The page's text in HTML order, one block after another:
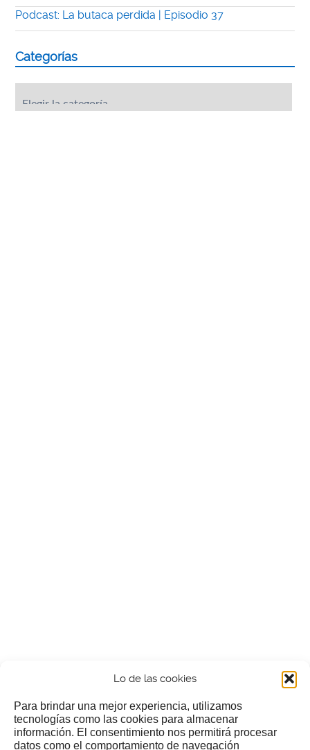
Lo de las cookies
Para brindar una mejor experiencia, utilizamos
tecnologías como las cookies para almacenar
información. El consentimiento nos permitirá procesar
datos como el comportamiento de navegación
Podcast: La butaca perdida | Episodio 37
Categorías
¿Nos invitas a un cafecillo?